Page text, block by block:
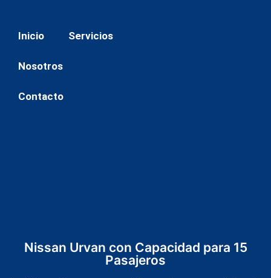
Saltar
contenido
Inicio Servicios
Nosotros
Contacto
Nissan Urvan con Capacidad para 15
Pasajeros